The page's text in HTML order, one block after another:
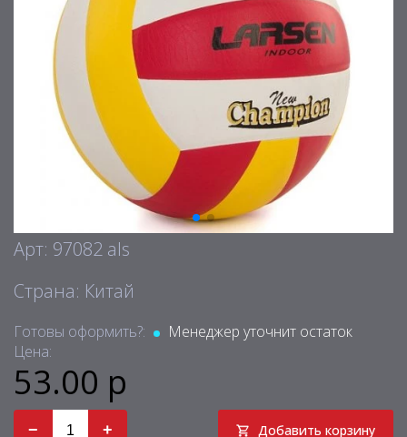
Арт: 97082 als
Страна: Китай
Готовы оформить?:
Менеджер уточнит остаток
Цена:
53.00 р
− + Добавить корзину